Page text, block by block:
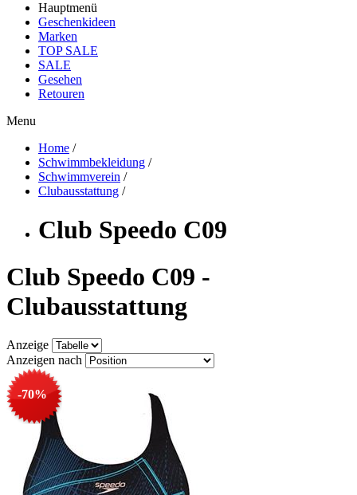
Hauptmenü
Geschenkideen
Marken
TOP SALE
SALE
Gesehen
Retouren
Menu
Home /
Schwimmbekleidung /
Schwimmverein /
Clubausstattung /
Club Speedo C09
Club Speedo C09 -
Clubausstattung
Anzeige
Anzeigen nach
-70%